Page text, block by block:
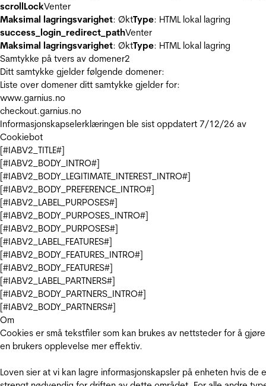
scrollLockVenter
Maksimal lagringsvarighet: ØktType: HTML lokal lagring
success_login_redirect_pathVenter
Maksimal lagringsvarighet: ØktType: HTML lokal lagring
Samtykke på tvers av domener2
Ditt samtykke gjelder følgende domener:
Liste over domener ditt samtykke gjelder for:
www.garnius.no
checkout.garnius.no
Informasjonskapselerklæringen ble sist oppdatert 7/12/26 av
Cookiebot
[#IABV2_TITLE#]
[#IABV2_BODY_INTRO#]
[#IABV2_BODY_LEGITIMATE_INTEREST_INTRO#]
[#IABV2_BODY_PREFERENCE_INTRO#]
[#IABV2_LABEL_PURPOSES#]
[#IABV2_BODY_PURPOSES_INTRO#]
[#IABV2_BODY_PURPOSES#]
[#IABV2_LABEL_FEATURES#]
[#IABV2_BODY_FEATURES_INTRO#]
[#IABV2_BODY_FEATURES#]
[#IABV2_LABEL_PARTNERS#]
[#IABV2_BODY_PARTNERS_INTRO#]
[#IABV2_BODY_PARTNERS#]
Om
Cookies er små tekstfiler som kan brukes av nettsteder for å gjøre
en brukers opplevelse mer effektiv.
Loven sier at vi kan lagre informasjonskapsler på enheten hvis de